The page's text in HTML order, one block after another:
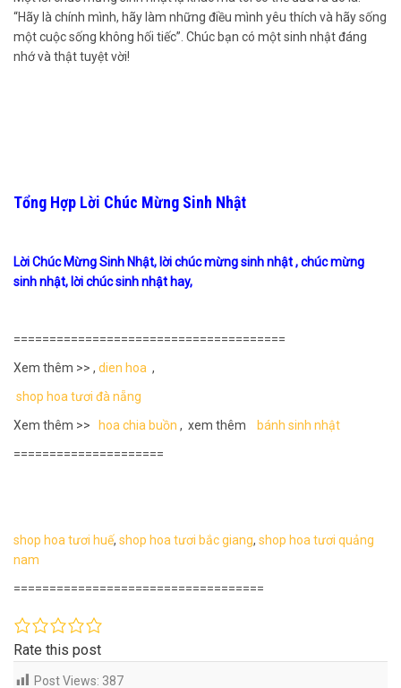
“Hãy là chính mình, hãy làm những điều mình yêu thích và hãy sống
một cuộc sống không hối tiếc”. Chúc bạn có một sinh nhật đáng
nhớ và thật tuyệt vời!
Tổng Hợp Lời Chúc Mừng Sinh Nhật
Lời Chúc Mừng Sinh Nhật, lời chúc mừng sinh nhật , chúc mừng
sinh nhật, lời chúc sinh nhật hay,
======================================
Xem thêm >> , dien hoa ,
shop hoa tươi đà nẵng
Xem thêm >>
hoa chia buồn , xem thêm
bánh sinh nhật
=====================
shop hoa tươi huế, shop hoa tươi bắc giang, shop hoa tươi quảng
nam
===================================
Rate this post
Post Views: 387